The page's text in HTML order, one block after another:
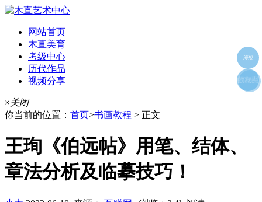
网站首页
木直美育
考级中心
历代作品
视频分享
×关闭
你当前的位置： 首页>书画教程 > 正文
王珣《伯远帖》用笔、结体、
章法分析及临摹技巧！
海报
好友
朋友圈
收藏夹